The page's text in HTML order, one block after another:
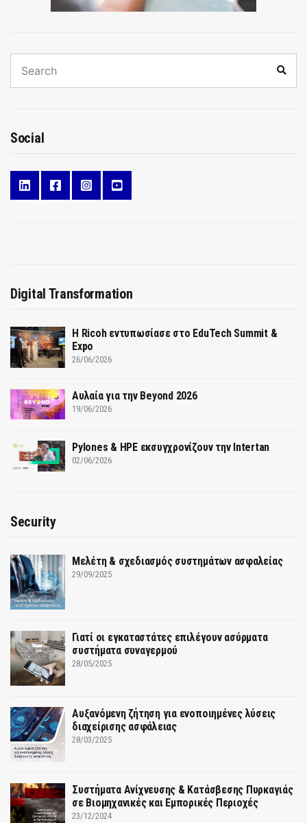
for:
Social
Digital Transformation
Η Ricoh εντυπωσίασε στο EduTech Summit &
Expo
26/06/2026
Αυλαία για την Beyond 2026
19/06/2026
Pylones & HPE εκσυγχρονίζουν την Intertan
02/06/2026
Security
Μελέτη & σχεδιασμός συστημάτων ασφαλείας
29/09/2025
Γιατί οι εγκαταστάτες επιλέγουν ασύρματα
συστήματα συναγερμού
28/05/2025
Αυξανόμενη ζήτηση για ενοποιημένες λύσεις
διαχείρισης ασφάλειας
28/03/2025
Συστήματα Ανίχνευσης & Κατάσβεσης Πυρκαγιάς
σε Βιομηχανικές και Εμπορικές Περιοχές
23/12/2024